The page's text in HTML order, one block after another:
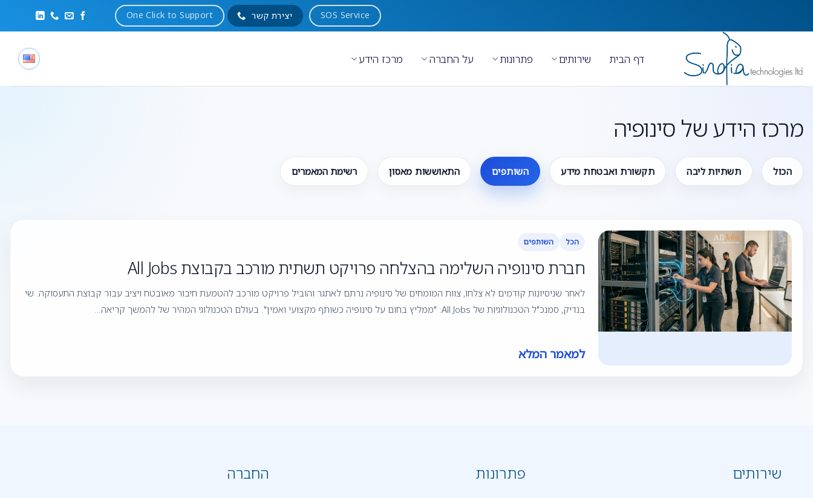
SOS Service יצירת קשר One Click to Support
דף הבית שירותים פתרונות על החברה מרכז הידע
מרכז הידע של סינופיה
הכול תשתיות ליבה תקשורת ואבטחת מידע השותפים התאוששות מאסון רשימת המאמרים
הכל השותפים
חברת סינופיה השלימה בהצלחה פרויקט תשתית מורכב בקבוצת All Jobs
לאחר שניסיונות קודמים לא צלחו, צוות המומחים של סינופיה נרתם לאתגר והוביל פרויקט מורכב להטמעת חיבור מאובטח ויציב עבור קבוצת התעסוקה. שי
בנדיק, סמנכ"ל הטכנולוגיות של All Jobs: "ממליץ בחום על סינופיה כשותף מקצועי ואמין". בעולם הטכנולוגי המהיר של להמשך קריאה…
למאמר המלא
שירותים פתרונות החברה